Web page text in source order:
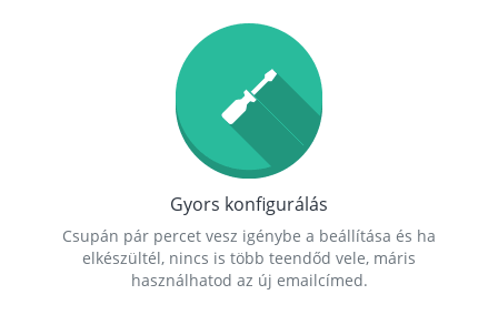
Gyors konfigurálás
Csupán pár percet vesz igénybe a beállítása és ha
elkészültél, nincs is több teendőd vele, máris
használhatod az új emailcímed.